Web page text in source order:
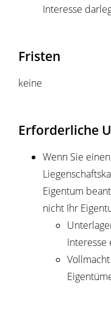
Interesse
Fristen
keine
Erforderliche
Wenn Sie
Eigentum
nicht Ihr